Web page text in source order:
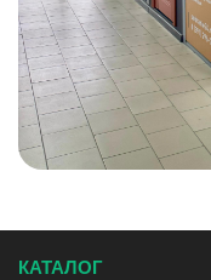
КАТАЛОГ